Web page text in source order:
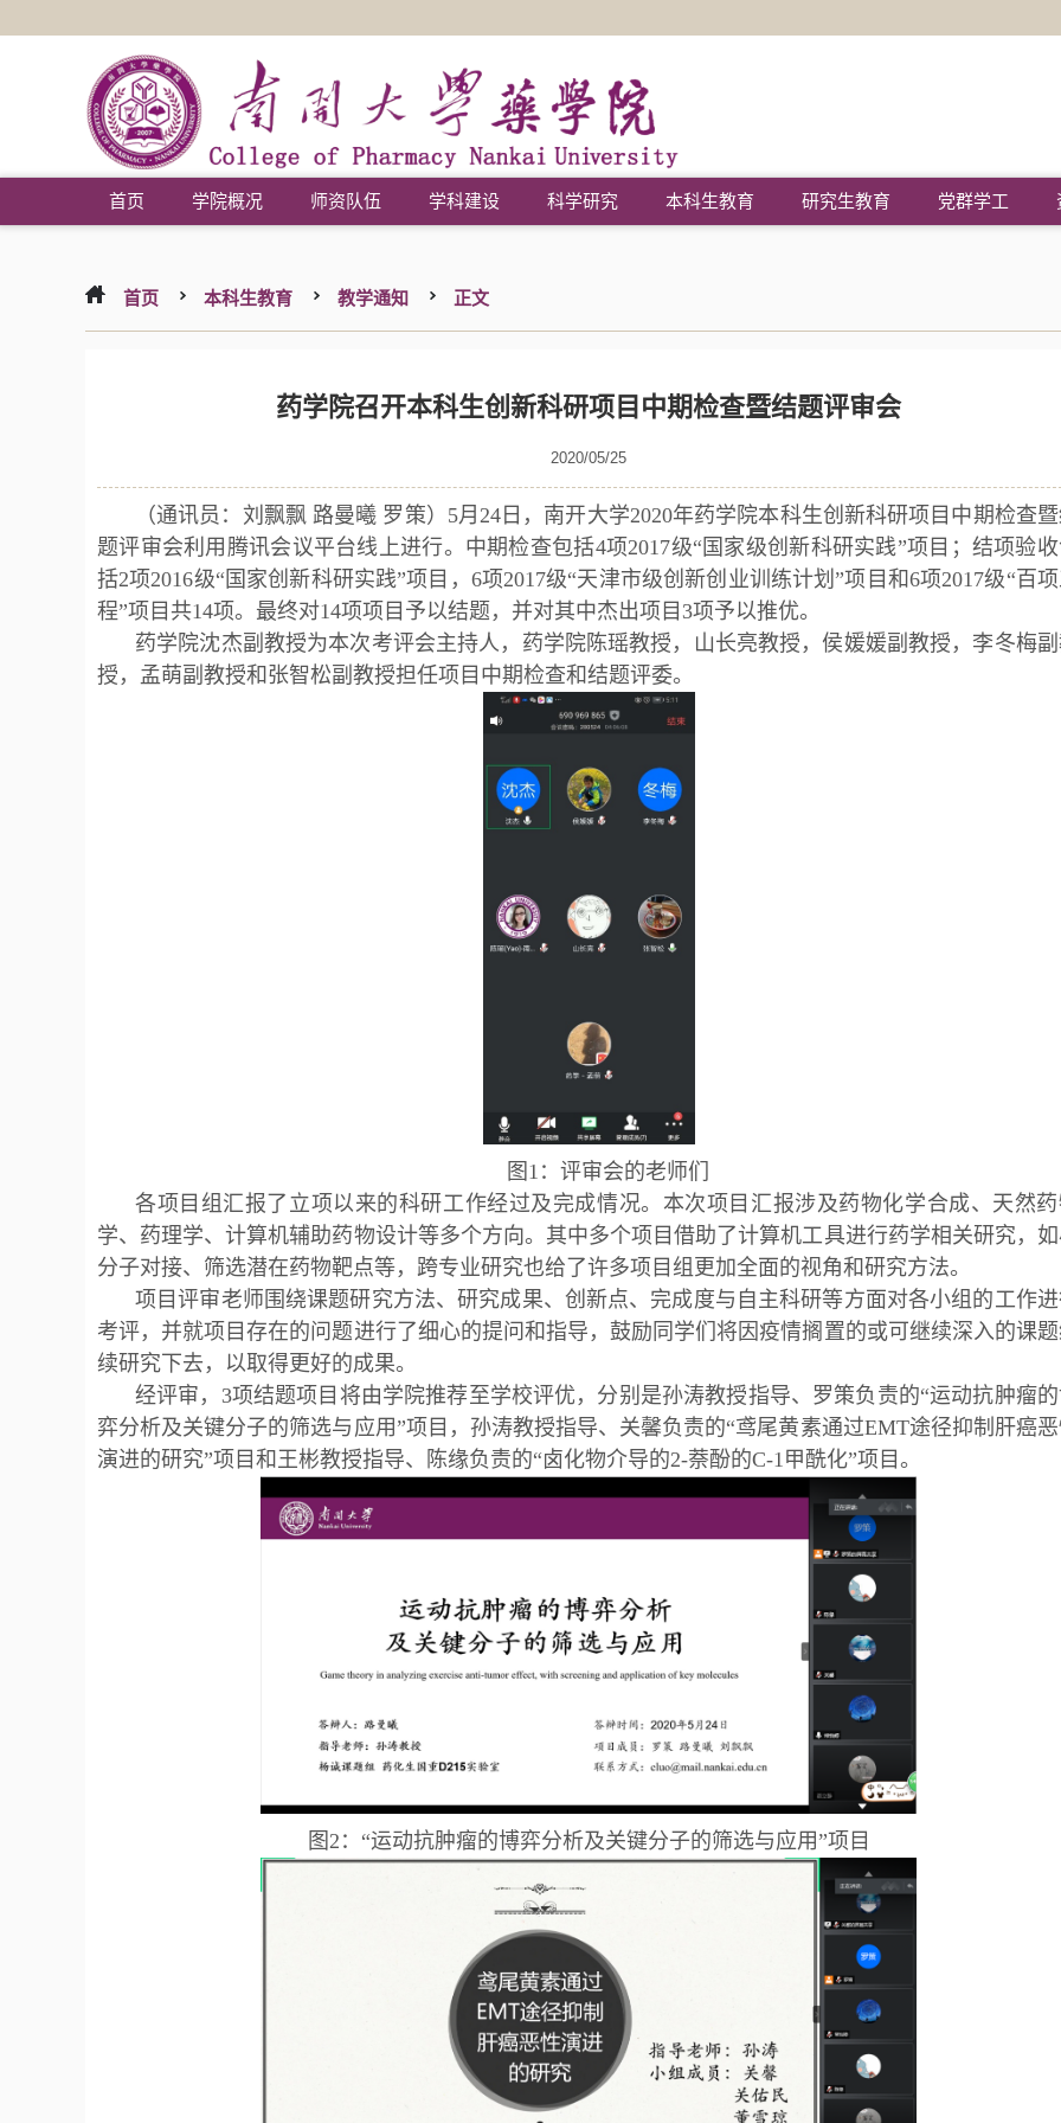
首页 学院概况 师资队伍 学科建设 科学研究 本科生教育 研究生教育 党群学工
首页 本科生教育 教学通知 正文
药学院召开本科生创新科研项目中期检查暨结题评审会
2020/05/25
（通讯员：刘飘飘 路曼曦 罗策）5月24日，南开大学2020年药学院本科生创新科研项目中期检查
题评审会利用腾讯会议平台线上进行。中期检查包括4项2017级“国家级创新科研实践”项目；结项验
括2项2016级“国家创新科研实践”项目，6项2017级“天津市级创新创业训练计划”项目和6项2017级“百
程”项目共14项。最终对14项项目予以结题，并对其中杰出项目3项予以推优。
药学院沈杰副教授为本次考评会主持人，药学院陈瑶教授，山长亮教授，侯媛媛副教授，李冬梅
授，孟萌副教授和张智松副教授担任项目中期检查和结题评委。
图1：评审会的老师们
各项目组汇报了立项以来的科研工作经过及完成情况。本次项目汇报涉及药物化学合成、天然药
学、药理学、计算机辅助药物设计等多个方向。其中多个项目借助了计算机工具进行药学相关研究，
分子对接、筛选潜在药物靶点等，跨专业研究也给了许多项目组更加全面的视角和研究方法。
项目评审老师围绕课题研究方法、研究成果、创新点、完成度与自主科研等方面对各小组的工作
考评，并就项目存在的问题进行了细心的提问和指导，鼓励同学们将因疫情搁置的或可继续深入的课
续研究下去，以取得更好的成果。
经评审，3项结题项目将由学院推荐至学校评优，分别是孙涛教授指导、罗策负责的“运动抗肿瘤
弈分析及关键分子的筛选与应用”项目，孙涛教授指导、关馨负责的“鸢尾黄素通过EMT途径抑制肝癌
演进的研究”项目和王彬教授指导、陈缘负责的“卤化物介导的2-萘酚的C-1甲酰化”项目。
图2：“运动抗肿瘤的博弈分析及关键分子的筛选与应用”项目